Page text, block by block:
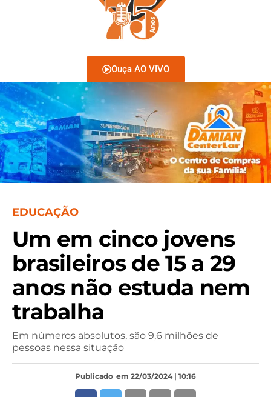
Ouça AO VIVO
EDUCAÇÃO
Um em cinco jovens
brasileiros de 15 a 29
anos não estuda nem
trabalha
Em números absolutos, são 9,6 milhões de
pessoas nessa situação
Publicado em 22/03/2024 | 10:16